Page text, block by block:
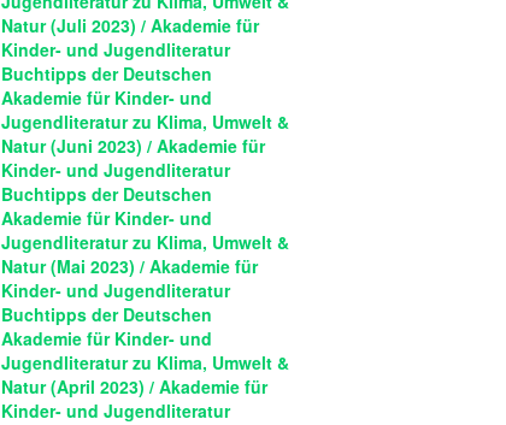
Natur (Juli 2023) / Akademie für
Kinder- und Jugendliteratur
Buchtipps der Deutschen
Akademie für Kinder- und
Jugendliteratur zu Klima, Umwelt &
Natur (Juni 2023) / Akademie für
Kinder- und Jugendliteratur
Buchtipps der Deutschen
Akademie für Kinder- und
Jugendliteratur zu Klima, Umwelt &
Natur (Mai 2023) / Akademie für
Kinder- und Jugendliteratur
Buchtipps der Deutschen
Akademie für Kinder- und
Jugendliteratur zu Klima, Umwelt &
Natur (April 2023) / Akademie für
Kinder- und Jugendliteratur